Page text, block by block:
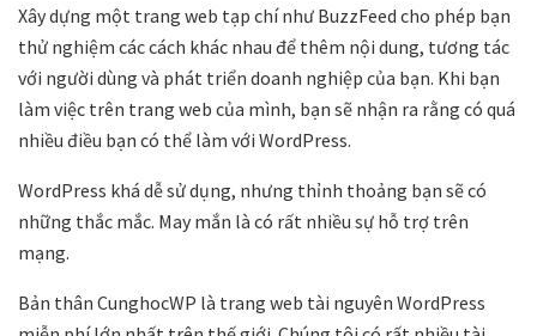
Xây dựng một trang web tạp chí như BuzzFeed cho phép bạn
thử nghiệm các cách khác nhau để thêm nội dung, tương tác
với người dùng và phát triển doanh nghiệp của bạn. Khi bạn
làm việc trên trang web của mình, bạn sẽ nhận ra rằng có quá
nhiều điều bạn có thể làm với WordPress.
WordPress khá dễ sử dụng, nhưng thỉnh thoảng bạn sẽ có
những thắc mắc. May mắn là có rất nhiều sự hỗ trợ trên
mạng.
Bản thân CunghocWP là trang web tài nguyên WordPress